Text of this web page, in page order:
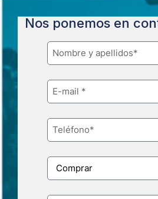
Nos ponemos en